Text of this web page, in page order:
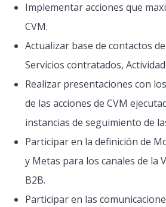
Implementar acciones que
CVM.
Actualizar base de contactos
Servicios contratados,
Realizar presentaciones con
de las acciones de CVM
instancias de seguimiento de
Participar en la definición de
y Metas para los canales de la
B2B.
Participar en las